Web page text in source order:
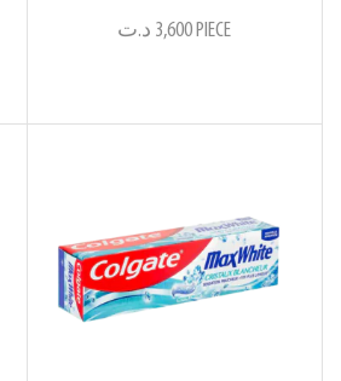
3,600 د.ت PIECE